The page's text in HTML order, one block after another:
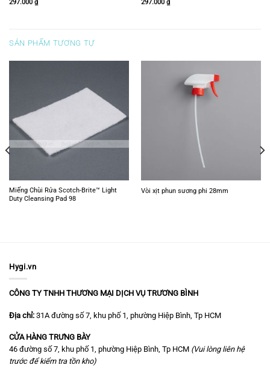
297.000 ₫ 297.000 ₫
SẢN PHẨM TƯƠNG TỰ
Miếng Chùi Rửa Scotch-Brite™ Light
Duty Cleansing Pad 98
Vòi xịt phun sương phi 28mm
Hygi.vn
CÔNG TY TNHH THƯƠNG MẠI DỊCH VỤ TRƯƠNG BÌNH
Địa chỉ: 31A đường số 7, khu phố 1, phường Hiệp Bình, Tp HCM
CỬA HÀNG TRƯNG BÀY
46 đường số 7, khu phố 1, phường Hiệp Bình, Tp HCM (Vui lòng liên hệ
trước để kiểm tra tồn kho)